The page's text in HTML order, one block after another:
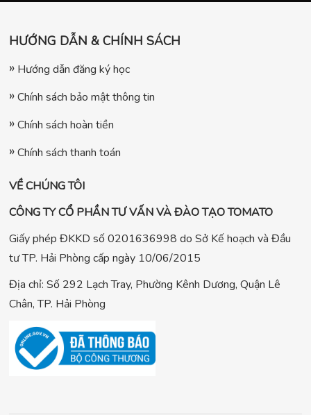
HƯỚNG DẪN & CHÍNH SÁCH
Hướng dẫn đăng ký học
Chính sách bảo mật thông tin
Chính sách hoàn tiền
Chính sách thanh toán
VỀ CHÚNG TÔI
CÔNG TY CỔ PHẦN TƯ VẤN VÀ ĐÀO TẠO TOMATO
Giấy phép ĐKKD số 0201636998 do Sở Kế hoạch và Đầu
tư TP. Hải Phòng cấp ngày 10/06/2015
Địa chỉ: Số 292 Lạch Tray, Phường Kênh Dương, Quận Lê
Chân, TP. Hải Phòng